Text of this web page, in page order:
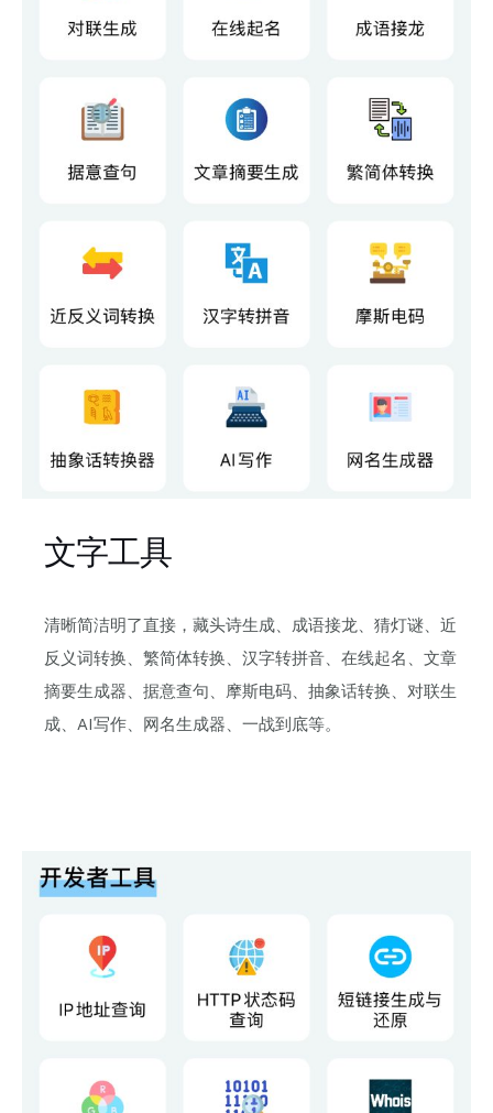
文字工具
清晰简洁明了直接，藏头诗生成、成语接龙、猜灯谜、近
反义词转换、繁简体转换、汉字转拼音、在线起名、文章
摘要生成器、据意查句、摩斯电码、抽象话转换、对联生
成、AI写作、网名生成器、一战到底等。